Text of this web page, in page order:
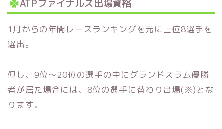
ATPファイナルズ出場資格
1月からの年間レースランキングを元に上位8選手を
選出。
但し、9位～20位の選手の中にグランドスラム優勝
者が居た場合には、8位の選手に替わり出場(※)とな
ります。